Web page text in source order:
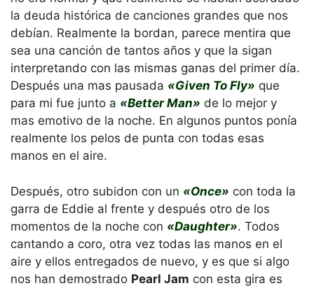
la deuda histórica de canciones grandes que nos
debían. Realmente la bordan, parece mentira que
sea una canción de tantos años y que la sigan
interpretando con las mismas ganas del primer día.
Después una mas pausada «Given To Fly» que
para mi fue junto a «Better Man» de lo mejor y
mas emotivo de la noche. En algunos puntos ponía
realmente los pelos de punta con todas esas
manos en el aire.
Después, otro subidon con un «Once» con toda la
garra de Eddie al frente y después otro de los
momentos de la noche con «Daughter». Todos
cantando a coro, otra vez todas las manos en el
aire y ellos entregados de nuevo, y es que si algo
nos han demostrado Pearl Jam con esta gira es